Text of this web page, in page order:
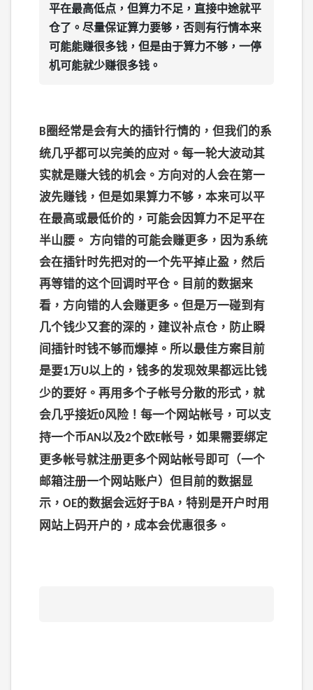
平在最高低点，但算力不足，直接中途就平
仓了。尽量保证算力要够，否则有行情本来
可能能赚很多钱，但是由于算力不够，一停
机可能就少赚很多钱。
B 圈经常是会有大的插针行情的，但我们的系
统几乎都可以完美的应对。每一轮大波动其
实就是赚大钱的机会。方向对的人会在第一
波先赚钱，但是如果算力不够，本来可以平
在最高或最低价的，可能会因算力不足平在
半山腰。 方向错的可能会赚更多，因为系统
会在插针时先把对的一个先平掉止盈，然后
再等错的这个回调时平仓。目前的数据来
看，方向错的人会赚更多。但是万一碰到有
几个钱少又套的深的，建议补点仓，防止瞬
间插针时钱不够而爆掉。所以最佳方案目前
是要1万U以上的，钱多的发现效果都远比钱
少的要好。再用多个子帐号分散的形式，就
会几乎接近0风险！每一个网站帐号，可以支
持一个币AN以及2个欧E帐号，如果需要绑定
更多帐号就注册更多个网站帐号即可（一个
邮箱注册一个网站账户）但目前的数据显
示， OE的数据会远好于BA，特别是开户时用
网站上码开户的，成本会优惠很多。